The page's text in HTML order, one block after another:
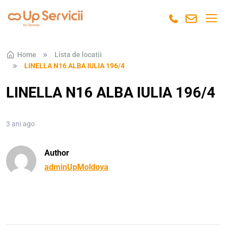
Skip to navigation
Skip to content
Home
Lista de locatii
LINELLA N16 ALBA IULIA 196/4
LINELLA N16 ALBA IULIA 196/4
3 ani ago
Author
adminUpMoldova